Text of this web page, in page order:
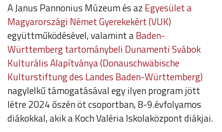
A Janus Pannonius Múzeum és az Egyesület a
Magyarországi Német Gyerekekért (VUK)
együttműködésével, valamint aBaden-
Württemberg tartománybeli Dunamenti Svábok
Kulturális Alapítványa (Donauschwäbische
Kulturstiftung des Landes Baden-Württemberg)
nagylelkű támogatásával egy ilyen program jött
létre 2024 őszén öt csoportban, 8-9.évfolyamos
diákokkal, akik a Koch Valéria Iskolaközpont diákjai.